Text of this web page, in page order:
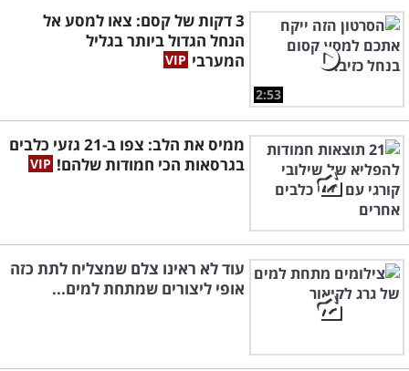
2:53
3 דקות של קסם: צאו למסע אל
הנחל הגדול ביותר בגליל
המערבי
ממיס את הלב: צפו ב-21 גזעי כלבים
בגרסאות הכי חמודות שלהם!
עוד לא ראינו צלם שמצליח לתת כזה
אופי ליצורים שמתחת למים...